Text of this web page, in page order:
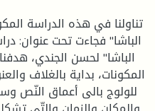
تناولنا في هذه الدراسة
الباشا" فجاءت تحت عنوان:
الباشا" لحسن الجندي،
المكونات، بداية بالغلاف
للولوج بالى أعماق النّص